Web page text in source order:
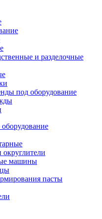
и разделочные
под оборудование
округлители
машины
пасты